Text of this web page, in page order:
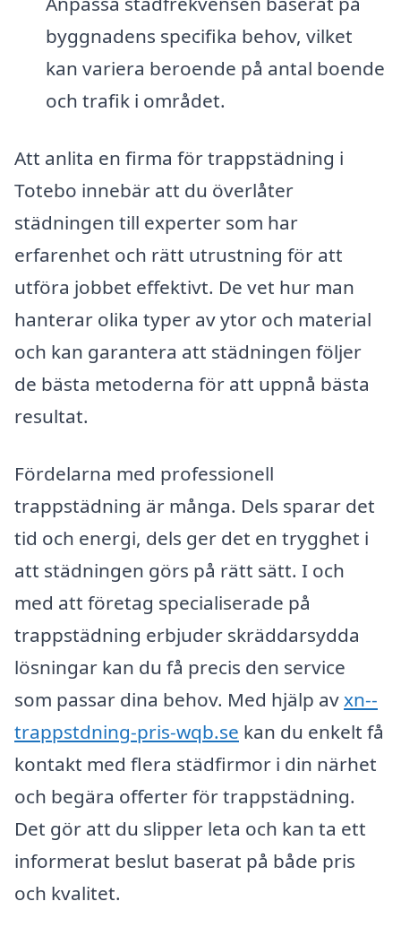
byggnadens specifika behov, vilket
kan variera beroende på antal boende
och trafik i området.
Att anlita en firma för trappstädning i
Totebo innebär att du överlåter
städningen till experter som har
erfarenhet och rätt utrustning för att
utföra jobbet effektivt. De vet hur man
hanterar olika typer av ytor och material
och kan garantera att städningen följer
de bästa metoderna för att uppnå bästa
resultat.
Fördelarna med professionell
trappstädning är många. Dels sparar det
tid och energi, dels ger det en trygghet i
att städningen görs på rätt sätt. I och
med att företag specialiserade på
trappstädning erbjuder skräddarsydda
lösningar kan du få precis den service
som passar dina behov. Med hjälp avxn--
trappstdning-pris-wqb.se kan du enkelt få
kontakt med flera städfirmor i din närhet
och begära offerter för trappstädning.
Det gör att du slipper leta och kan ta ett
informerat beslut baserat på både pris
och kvalitet.